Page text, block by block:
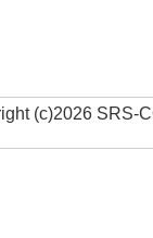
(c)2026 SRS-